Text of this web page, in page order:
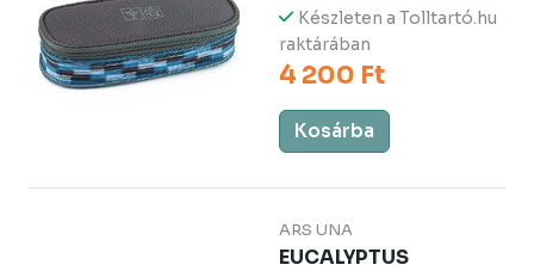
Készleten a Tolltartó.hu
raktárában
4 200 Ft
Kosárba
ARS UNA
EUCALYPTUS